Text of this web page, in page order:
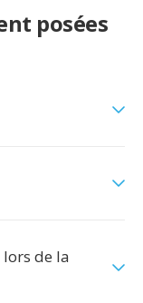
posées
de la